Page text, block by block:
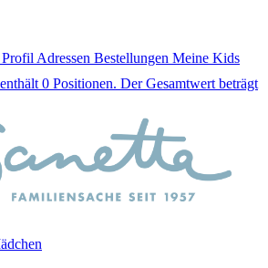
Profil Adressen Bestellungen Meine Kids
0 Positionen. Der Gesamtwert beträgt